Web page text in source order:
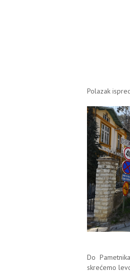
Polazak
Do
skrećemo